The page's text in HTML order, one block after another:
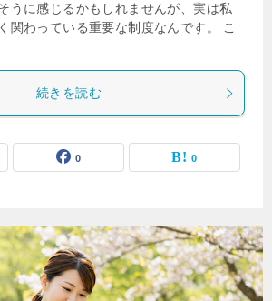
うに感じるかもしれませんが、実は私
関わっている重要な制度なんです。 こ
続きを読む
0 0